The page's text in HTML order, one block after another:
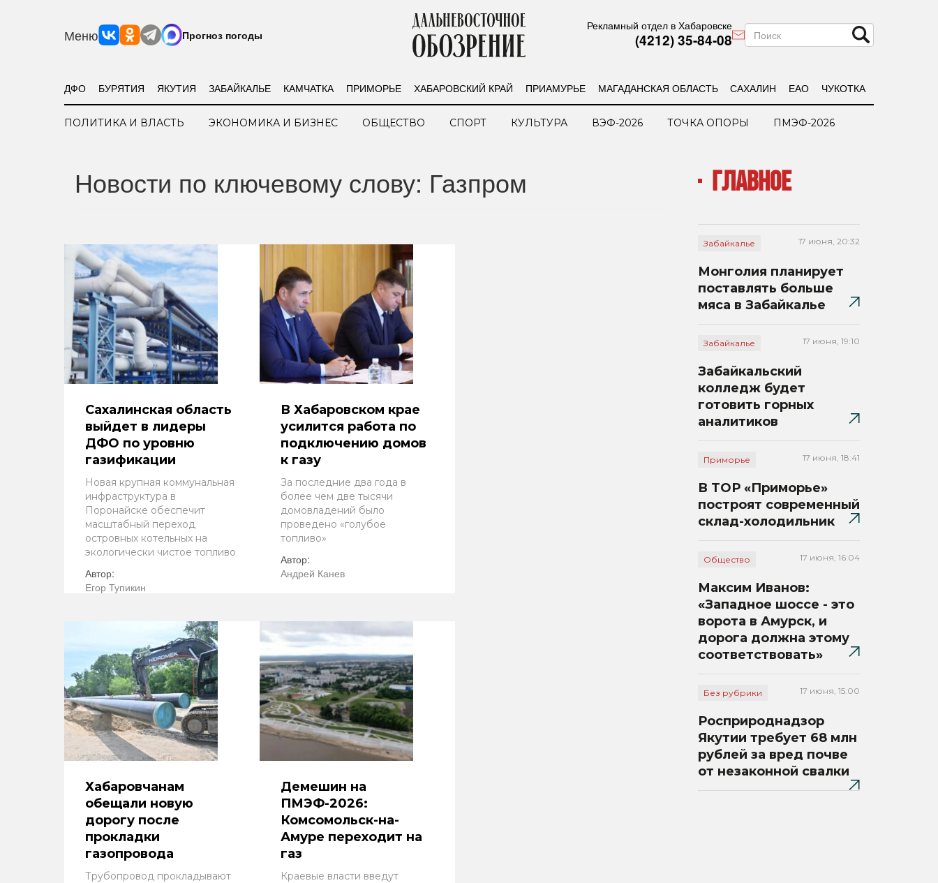
Меню Прогноз погоды
Рекламный отдел в Хабаровске
(4212) 35-84-08
ДФО БУРЯТИЯ ЯКУТИЯ ЗАБАЙКАЛЬЕ КАМЧАТКА ПРИМОРЬЕ ХАБАРОВСКИЙ КРАЙ ПРИАМУРЬЕ МАГАДАНСКАЯ ОБЛАСТЬ САХАЛИН ЕАО ЧУКОТКА
ПОЛИТИКА И ВЛАСТЬ ЭКОНОМИКА И БИЗНЕС ОБЩЕСТВО СПОРТ КУЛЬТУРА ВЭФ-2026 ТОЧКА ОПОРЫ ПМЭФ-2026
Новости по ключевому слову: Газпром
Сахалинская область
выйдет в лидеры
ДФО по уровню
газификации
Новая крупная коммунальная
инфраструктура в
Поронайске обеспечит
масштабный переход
островных котельных на
экологически чистое топливо
Автор:
Егор Тупикин
В Хабаровском крае
усилится работа по
подключению домов
к газу
За последние два года в
более чем две тысячи
домовладений было
проведено «голубое
топливо»
Автор:
Андрей Канев
Хабаровчанам
обещали новую
дорогу после
прокладки
газопровода
Трубопровод прокладывают
Демешин на
ПМЭФ-2026:
Комсомольск-на-
Амуре переходит на
газ
Краевые власти введут
ГЛАВНОЕ
Забайкалье 17 июня, 20:32
Монголия планирует
поставлять больше
мяса в Забайкалье
Забайкалье 17 июня, 19:10
Забайкальский
колледж будет
готовить горных
аналитиков
Приморье 17 июня, 18:41
В ТОР «Приморье»
построят современный
склад-холодильник
Общество 17 июня, 16:04
Максим Иванов:
«Западное шоссе - это
ворота в Амурск, и
дорога должна этому
соответствовать»
Без рубрики 17 июня, 15:00
Росприроднадзор
Якутии требует 68 млн
рублей за вред почве
от незаконной свалки